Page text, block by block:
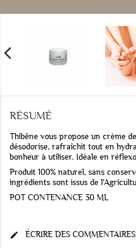
RÉSUMÉ
Thibêne vous propose un crème
désodorise, rafraîchit tout en
bonheur à utiliser. Idéale en
Produit 100% naturel, sans
ingrédients sont issus de
POT CONTENANCE 30 ML
 ÉCRIRE DES COMMENTAIRES